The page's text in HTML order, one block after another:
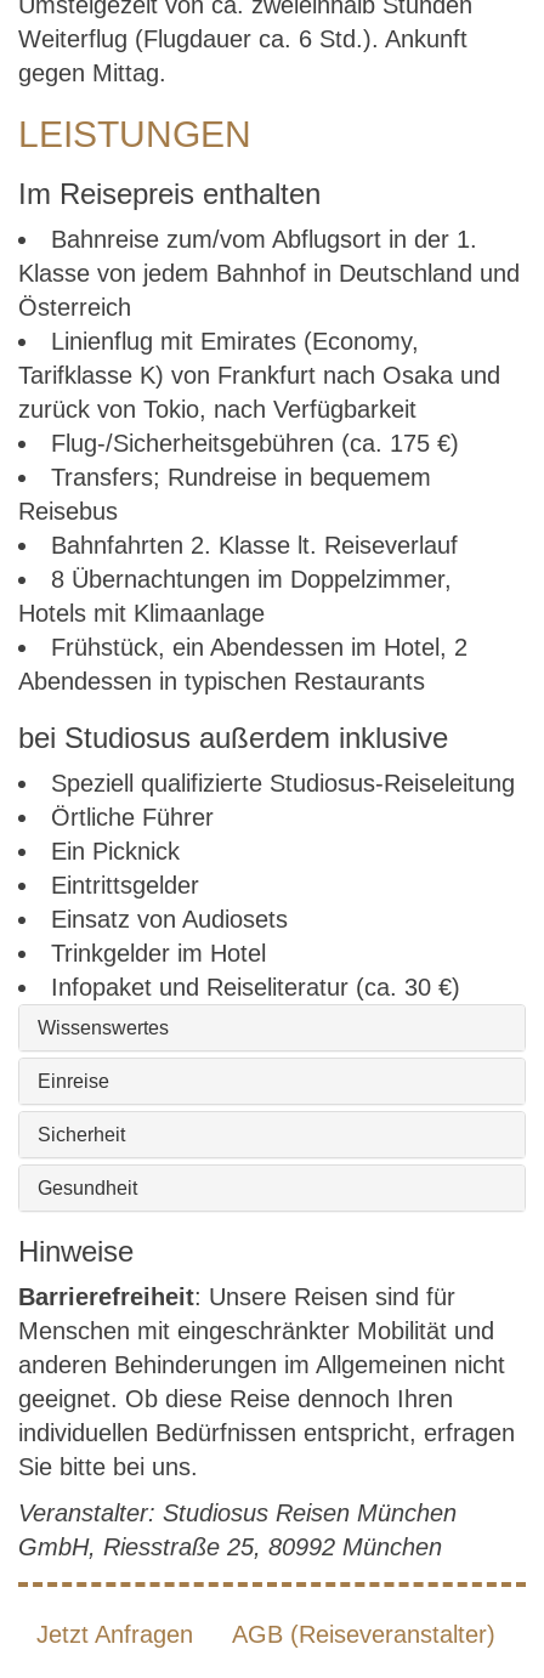
Weiterflug (Flugdauer ca. 6 Std.). Ankunft
gegen Mittag.
LEISTUNGEN
Im Reisepreis enthalten
Bahnreise zum/vom Abflugsort in der 1.
Klasse von jedem Bahnhof in Deutschland und
Österreich
Linienflug mit Emirates (Economy,
Tarifklasse K) von Frankfurt nach Osaka und
zurück von Tokio, nach Verfügbarkeit
Flug-/Sicherheitsgebühren (ca. 175 €)
Transfers; Rundreise in bequemem
Reisebus
Bahnfahrten 2. Klasse lt. Reiseverlauf
8 Übernachtungen im Doppelzimmer,
Hotels mit Klimaanlage
Frühstück, ein Abendessen im Hotel, 2
Abendessen in typischen Restaurants
bei Studiosus außerdem inklusive
Speziell qualifizierte Studiosus-Reiseleitung
Örtliche Führer
Ein Picknick
Eintrittsgelder
Einsatz von Audiosets
Trinkgelder im Hotel
Infopaket und Reiseliteratur (ca. 30 €)
Wissenswertes
Einreise
Sicherheit
Gesundheit
Hinweise
Barrierefreiheit: Unsere Reisen sind für
Menschen mit eingeschränkter Mobilität und
anderen Behinderungen im Allgemeinen nicht
geeignet. Ob diese Reise dennoch Ihren
individuellen Bedürfnissen entspricht, erfragen
Sie bitte bei uns.
Veranstalter: Studiosus Reisen München
GmbH, Riesstraße 25, 80992 München
Jetzt Anfragen AGB (Reiseveranstalter)